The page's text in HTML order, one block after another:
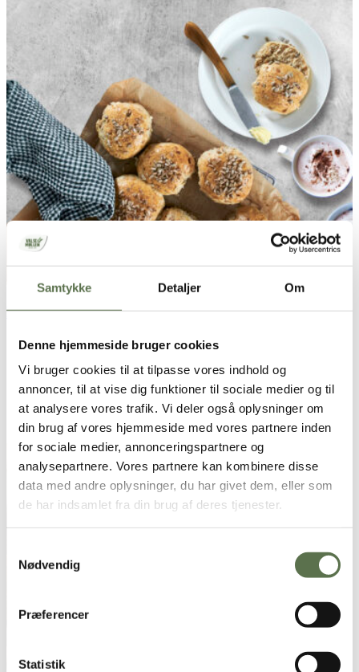
Samtykke Detaljer Om
Denne hjemmeside bruger cookies
Vi bruger cookies til at tilpasse vores indhold og
annoncer, til at vise dig funktioner til sociale medier og til
at analysere vores trafik. Vi deler også oplysninger om
din brug af vores hjemmeside med vores partnere inden
for sociale medier, annonceringspartnere og
analysepartnere. Vores partnere kan kombinere disse
data med andre oplysninger, du har givet dem, eller som
de har indsamlet fra din brug af deres tjenester.
Nødvendig
Præferencer
Statistik
Fuldkornsboller med solsikkekerner
Køkkentid
35 min.
Ventetid
2,5
time